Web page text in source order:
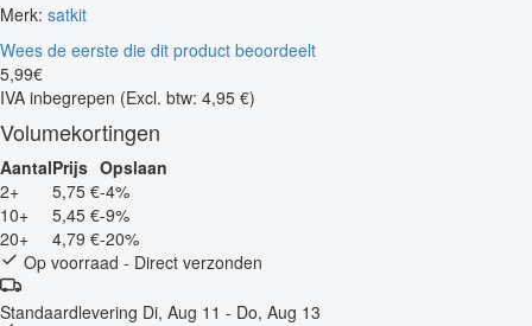
Merk: satkit
Wees de eerste die dit product beoordeelt
5,99€
IVA inbegrepen (Excl. btw: 4,95 €)
Volumekortingen
AantalPrijs Opslaan
2+
5,75 €-4%
10+
5,45 €-9%
20+
4,79 €-20%
Op voorraad - Direct verzonden
Standaardlevering Di, Aug 11 - Do, Aug 13